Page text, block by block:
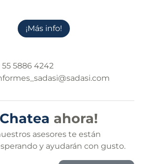
¡Más info!
55 5886 4242
ahora!
asesores te están
y ayudarán con gusto.